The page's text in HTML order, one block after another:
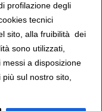
profilazione degli
tecnici
sito, alla fruibilità dei
sono utilizzati,
a disposizione
sul nostro sito,
PA: Uff_eFatturaPA |